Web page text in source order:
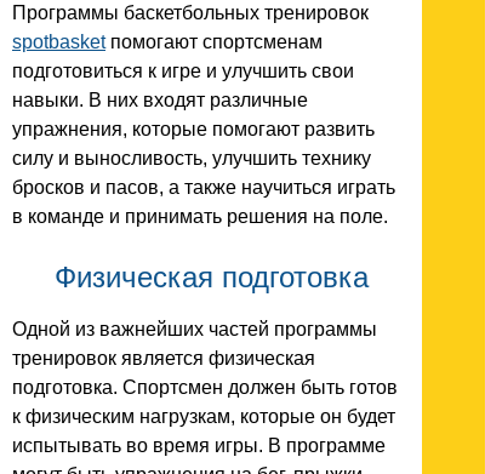
Программы баскетбольных тренировок
spotbasketпомогают спортсменам
подготовиться к игре и улучшить свои
навыки. В них входят различные
упражнения, которые помогают развить
силу и выносливость, улучшить технику
бросков и пасов, а также научиться играть
в команде и принимать решения на поле.
Физическая подготовка
Одной из важнейших частей программы
тренировок является физическая
подготовка. Спортсмен должен быть готов
к физическим нагрузкам, которые он будет
испытывать во время игры. В программе